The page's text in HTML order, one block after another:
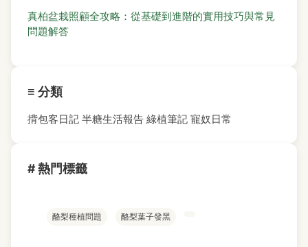
真柏盆栽照顧全攻略：從基礎到進階的實用技巧與常見
問題解答
≡ 分類
揹包客日記 半糖生活報告 綠植筆記 寵奴日常
# 熱門標籤
酪梨種植問題 酪梨葉子發黑